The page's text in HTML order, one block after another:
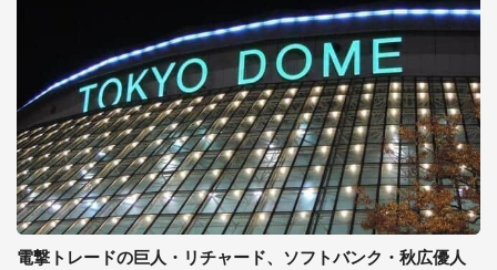
電撃トレードの巨人・リチャード、ソフトバンク・秋広優人